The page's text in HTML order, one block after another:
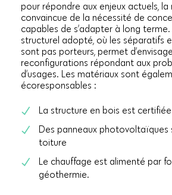
pour répondre aux enjeux actuels,
convaincue de la nécessité de
capables de s’adapter à long
structurel adopté, où les séparatifs
sont pas porteurs, permet
reconfigurations répondant aux
d’usages. Les matériaux sont
écoresponsables :
La structure en bois est certifiée
Des panneaux photovoltaïques
toiture
Le chauffage est alimenté par
géothermie.